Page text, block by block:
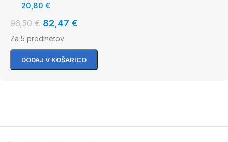
20,80 €
96,50€ 82,47 €
Za 5 predmetov
DODAJ V KOŠARICO